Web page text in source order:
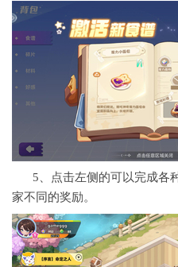
5、点击左侧的可以完成各
家不同的奖励。